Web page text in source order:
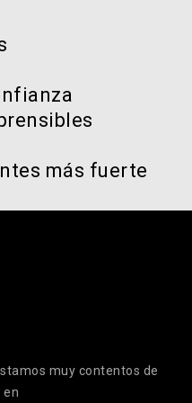
más fuerte
muy contentos de
en